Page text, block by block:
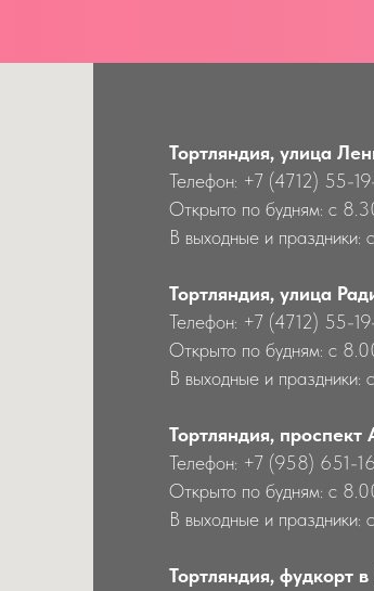
Тортляндия, улица
Телефон: +7 (4712) 55-
Открыто по будням: с
В выходные и
Тортляндия, улица
Телефон: +7 (4712) 55-
Открыто по будням: с
В выходные и
Тортляндия,
Телефон: +7 (958) 651-
Открыто по будням: с
В выходные и
Тортляндия, фудкорт